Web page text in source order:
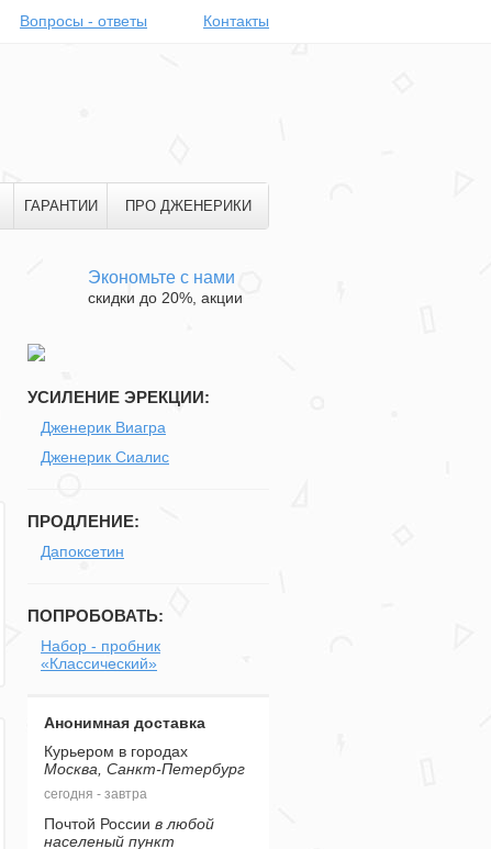
Вопросы - ответы Контакты
ГАРАНТИИ ПРО ДЖЕНЕРИКИ
Экономьте с нами
скидки до 20%, акции
УСИЛЕНИЕ ЭРЕКЦИИ:
Дженерик Виагра
Дженерик Сиалис
ПРОДЛЕНИЕ:
Дапоксетин
ПОПРОБОВАТЬ:
Набор - пробник
«Классический»
Анонимная доставка
Курьером в городах
Москва, Санкт-Петербург
сегодня - завтра
Почтой России в любой
населеный пункт